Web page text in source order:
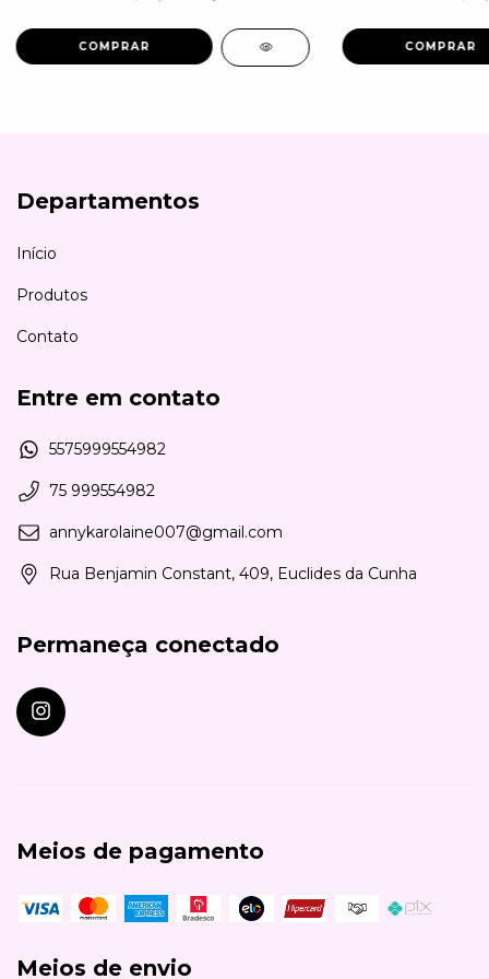
COMPRAR COMPRAR
Departamentos
Início
Produtos
Contato
Entre em contato
5575999554982
75 999554982
annykarolaine007@gmail.com
Rua Benjamin Constant, 409, Euclides da Cunha
Permaneça conectado
Meios de pagamento
Meios de envio